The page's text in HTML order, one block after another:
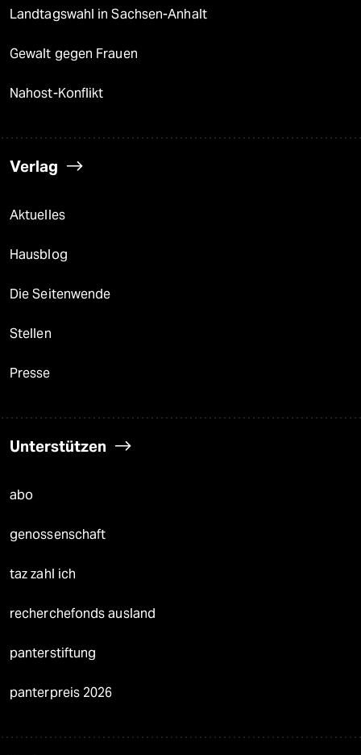
Landtagswahl in Sachsen-Anhalt
Gewalt gegen Frauen
Nahost-Konflikt
Verlag
Aktuelles
Hausblog
Die Seitenwende
Stellen
Presse
Unterstützen
abo
genossenschaft
taz zahl ich
recherchefonds ausland
panterstiftung
panterpreis 2026